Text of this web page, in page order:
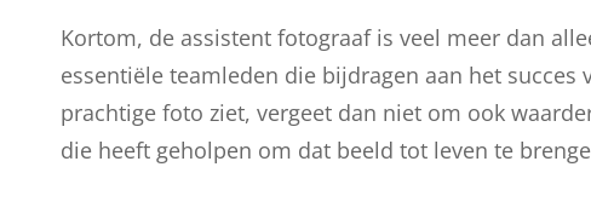
Kortom, de assistent fotograaf is veel meer dan
essentiële teamleden die bijdragen aan het
prachtige foto ziet, vergeet dan niet om ook
die heeft geholpen om dat beeld tot leven te